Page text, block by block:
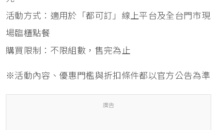
活動方式：適用於「都可訂」線上平台及全台門市現
場臨櫃點餐
購買限制：不限組數，售完為止
※活動內容、優惠門檻與折扣條件都以官方公告為準
廣告